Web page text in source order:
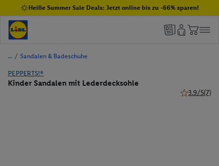
Heiße Summer Sale Deals: Jetzt online bis zu -66% sparen!
/ Sandalen & Badeschuhe
PEPPERTS!®
Kinder Sandalen mit Lederdecksohle
3.9/5(7)